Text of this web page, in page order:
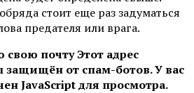
стоит еще раз задуматься
предателя или врага.
свою почтуЭтот адрес
защищён от спам-ботов. У вас
JavaScript для просмотра.